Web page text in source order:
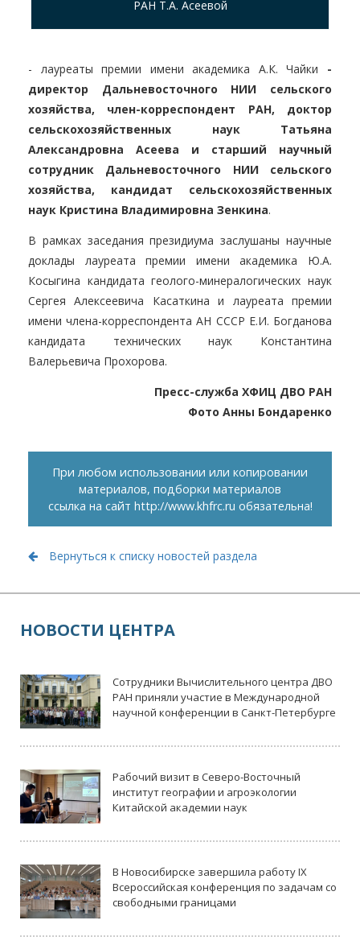
РАН Т.А. Асеевой
- лауреаты премии имени академика А.К. Чайки -
директор Дальневосточного НИИ сельского
хозяйства, член-корреспондент РАН, доктор
сельскохозяйственных наук Татьяна
Александровна Асеева и старший научный
сотрудник Дальневосточного НИИ сельского
хозяйства, кандидат сельскохозяйственных
наук Кристина Владимировна Зенкина.
В рамках заседания президиума заслушаны научные
доклады лауреата премии имени академика Ю.А.
Косыгина кандидата геолого-минералогических наук
Сергея Алексеевича Касаткина и лауреата премии
имени члена-корреспондента АН СССР Е.И. Богданова
кандидата технических наук Константина
Валерьевича Прохорова.
Пресс-служба ХФИЦ ДВО РАН
Фото Анны Бондаренко
При любом использовании или копировании
материалов, подборки материалов
ссылка на сайт http://www.khfrc.ru обязательна!
Вернуться к списку новостей раздела
НОВОСТИ ЦЕНТРА
Сотрудники Вычислительного центра ДВО
РАН приняли участие в Международной
научной конференции в Санкт-Петербурге
Рабочий визит в Северо-Восточный
институт географии и агроэкологии
Китайской академии наук
В Новосибирске завершила работу IX
Всероссийская конференция по задачам со
свободными границами